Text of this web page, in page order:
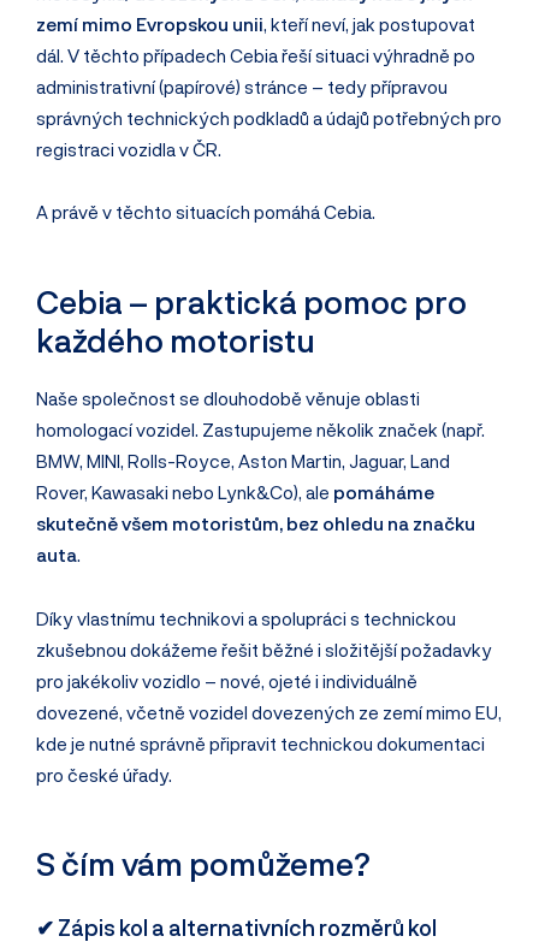
zemí mimo Evropskou unii, kteří neví, jak postupovat
dál. V těchto případech Cebia řeší situaci výhradně po
administrativní (papírové) stránce – tedy přípravou
správných technických podkladů a údajů potřebných pro
registraci vozidla v ČR.
A právě v těchto situacích pomáhá Cebia.
Cebia – praktická pomoc pro
každého motoristu
Naše společnost se dlouhodobě věnuje oblasti
homologací vozidel. Zastupujeme několik značek (např.
BMW, MINI, Rolls-Royce, Aston Martin, Jaguar, Land
Rover, Kawasaki nebo Lynk&Co), ale pomáháme
skutečně všem motoristům, bez ohledu na značku
auta.
Díky vlastnímu technikovi a spolupráci s technickou
zkušebnou dokážeme řešit běžné i složitější požadavky
pro jakékoliv vozidlo – nové, ojeté i individuálně
dovezené, včetně vozidel dovezených ze zemí mimo EU,
kde je nutné správně připravit technickou dokumentaci
pro české úřady.
S čím vám pomůžeme?
✔ Zápis kol a alternativních rozměrů kol